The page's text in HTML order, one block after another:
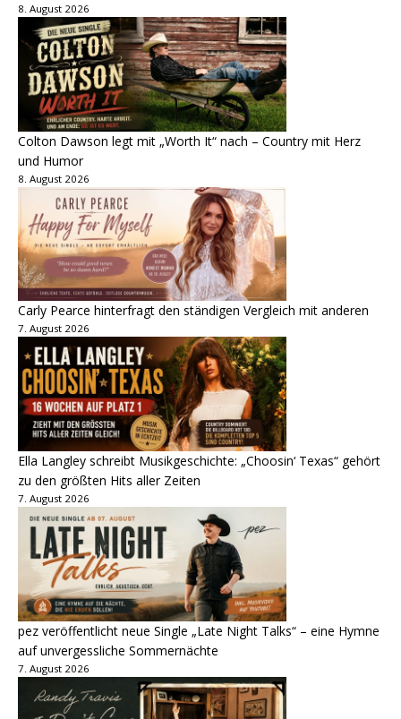
8. August 2026
Colton Dawson legt mit „Worth It“ nach – Country mit Herz
und Humor
8. August 2026
Carly Pearce hinterfragt den ständigen Vergleich mit anderen
7. August 2026
Ella Langley schreibt Musikgeschichte: „Choosin‘ Texas“ gehört
zu den größten Hits aller Zeiten
7. August 2026
pez veröffentlicht neue Single „Late Night Talks“ – eine Hymne
auf unvergessliche Sommernächte
7. August 2026